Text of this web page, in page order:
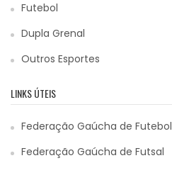
Futebol
Dupla Grenal
Outros Esportes
LINKS ÚTEIS
Federação Gaúcha de Futebol
Federação Gaúcha de Futsal